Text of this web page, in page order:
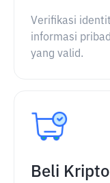
Verifikasi
informasi
yang valid.
Beli